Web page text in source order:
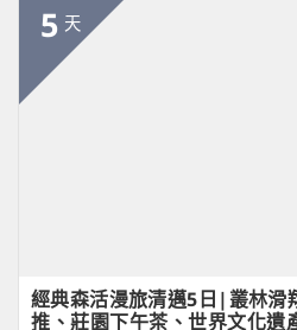
5 天
經典森活漫旅清邁5日|叢林滑
推、莊園下午茶、世界文化遺